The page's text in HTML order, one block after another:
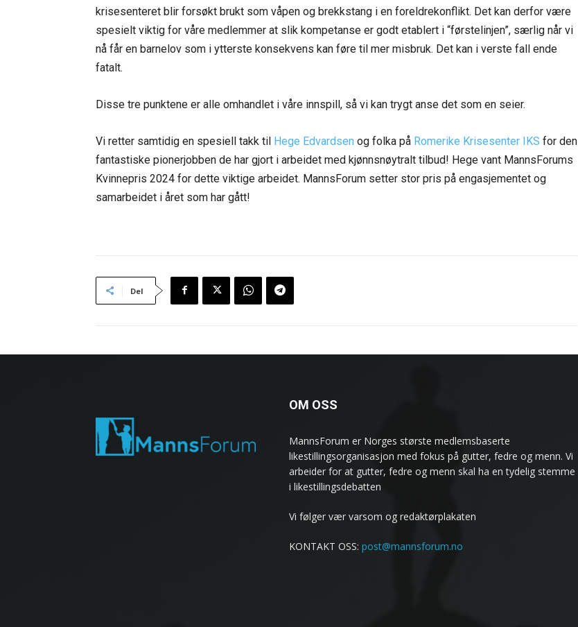
krisesenteret blir forsøkt brukt som våpen og brekkstang i en foreldrekonflikt. Det kan derfor være
spesielt viktig for våre medlemmer at slik kompetanse er godt etablert i “førstelinjen”, særlig når vi
nå får en barnelov som i ytterste konsekvens kan føre til mer misbruk. Det kan i verste fall ende
fatalt.
Disse tre punktene er alle omhandlet i våre innspill, så vi kan trygt anse det som en seier.
Vi retter samtidig en spesiell takk til Hege Edvardsen og folka på Romerike Krisesenter IKS for den
fantastiske pionerjobben de har gjort i arbeidet med kjønnsnøytralt tilbud! Hege vant MannsForums
Kvinnepris 2024 for dette viktige arbeidet. MannsForum setter stor pris på engasjementet og
samarbeidet i året som har gått!
Del
OM OSS
MannsForum er Norges største medlemsbaserte
likestillingsorganisasjon med fokus på gutter, fedre og menn. Vi
arbeider for at gutter, fedre og menn skal ha en tydelig stemme
i likestillingsdebatten
Vi følger vær varsom og redaktørplakaten
KONTAKT OSS: post@mannsforum.no